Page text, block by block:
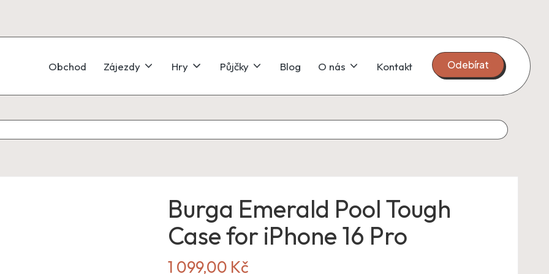
Obchod Zájezdy Hry Půjčky Blog O nás Kontakt Odebírat
Burga Emerald Pool Tough
Case for iPhone 16 Pro
1 099,00 Kč